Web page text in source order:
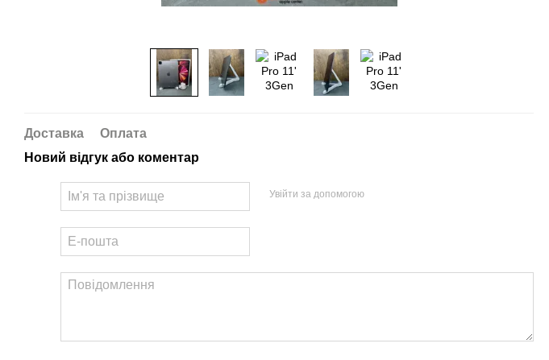
Доставка
Оплата
Новий відгук або коментар
Увійти за допомогою